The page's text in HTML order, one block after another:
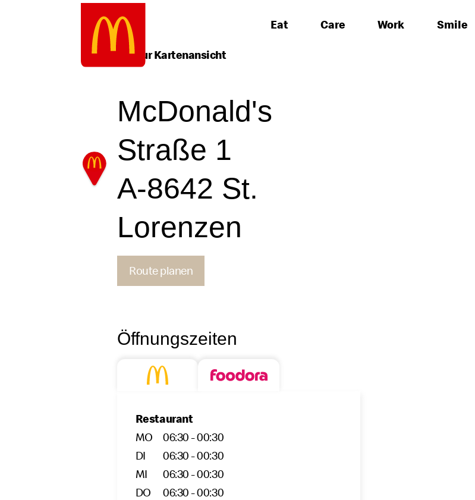
Eat Care Work Smile
Zurück zur Kartenansicht
McDonald's
Straße 1
A-8642 St.
Lorenzen
Route planen
Öffnungszeiten
Restaurant
MO
06:30 - 00:30
DI
06:30 - 00:30
MI
06:30 - 00:30
DO
06:30 - 00:30